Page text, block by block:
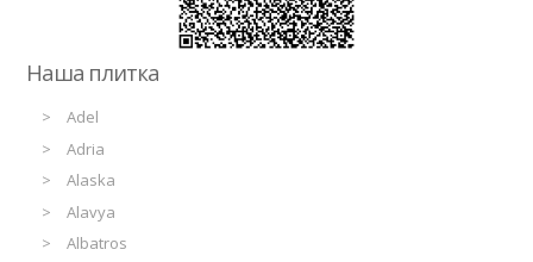
Наша плитка
Adel
Adria
Alaska
Alavya
Albatros